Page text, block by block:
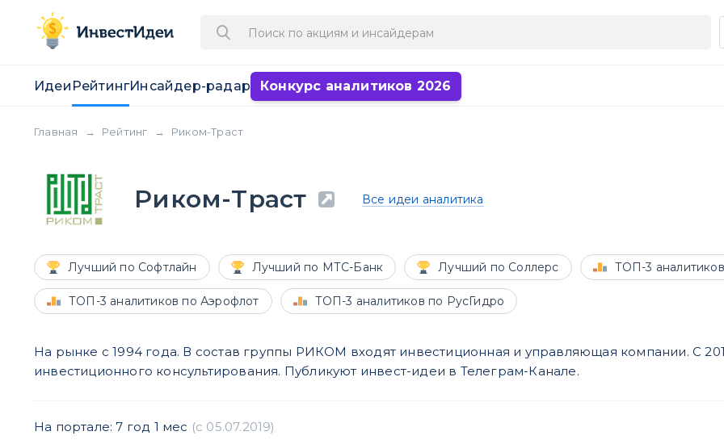
Идеи РейтингИнсайдер-радар Конкурс аналитиков 2026
Главная → Рейтинг → Риком-Траст
Риком-Траст Все идеи аналитика
Лучший по Софтлайн Лучший по МТС-Банк Лучший по Соллерс ТОП-3
ТОП-3 аналитиков по Аэрофлот ТОП-3 аналитиков по РусГидро
На рынке с 1994 года. В состав группы РИКОМ входят инвестиционная и управляющая компании. С
инвестиционного консультирования. Публикуют инвест-идеи в Телеграм-Канале.
На портале: 7 год 1 мес (c 05.07.2019)